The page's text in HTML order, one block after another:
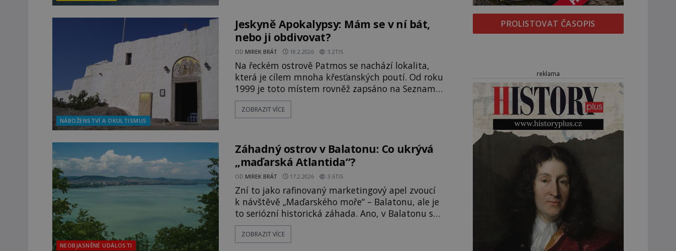
křesťanství. Je zd
NÁBOŽENSTVÍ A OKULTISMUS
Jeskyně Apokalypsy: Mám se v ní bát,
nebo ji obdivovat?
OD MIREK BRÁT 18.2.2026 3.2TIS
Na řeckém ostrově Patmos se nachází lokalita,
která je cílem mnoha křesťanských poutí. Od roku
1999 je toto místem rovněž zapsáno na Seznamu
světového dědictví UNESCO. Jde o jeskyni
Apokalypsy. Zde svatý Jan z Patmosu zažil vize
křesťanství. Stále funguje i jak
ZOBRAZIT VÍCE
NEOBJASNĚNÉ UDÁLOSTI
Záhadný ostrov v Balatonu: Co ukrývá
„maďarská Atlantida“?
OD MIREK BRÁT 17.2.2026 3.6TIS
Zní to jako rafinovaný marketingový apel zvoucí
k návštěvě „Maďarského moře“ – Balatonu, ale je
to seriózní historická záhada. Ano, v Balatonu se
kdysi nacházel ostrov. Dokládají to dávné
písemné prameny i mapy. Jmenoval se Losta a
ZOBRAZIT VÍCE
PROLISTOVAT ČASOPIS
reklama